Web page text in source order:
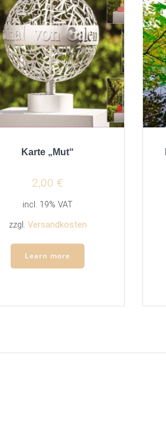
Karte „Mut“
2,00 €
incl. 19% VAT
zzgl. Versandkosten
Learn more